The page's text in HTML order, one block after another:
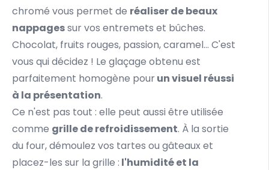
chromé vous permet de réaliser de beaux
nappagessur vos entremets et bûches.
Chocolat, fruits rouges, passion, caramel... C'est
vous qui décidez ! Le glaçage obtenu est
parfaitement homogène pourun visuel réussi
à la présentation.
Ce n'est pas tout : elle peut aussi être utilisée
comme grille de refroidissement. À la sortie
du four, démoulez vos tartes ou gâteaux et
placez-les sur la grille : l'humidité et la